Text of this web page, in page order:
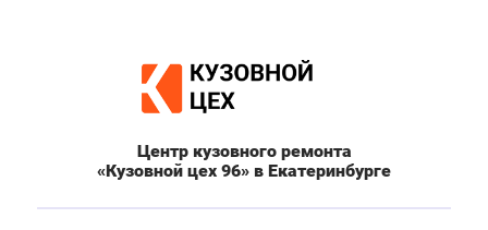
Центр кузовного ремонта
«Кузовной цех 96» в Екатеринбурге